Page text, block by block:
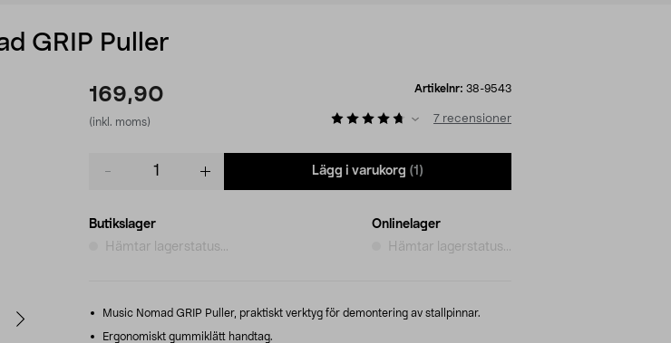
GRIP Puller
169,90
(inkl. moms)
Artikelnr: 38-9543
7 recensioner
Lägg i varukorg (1)
Butikslager
Hämtar lagerstatus...
Onlinelager
Hämtar lagerstatus...
Music Nomad GRIP Puller, praktiskt verktyg för demontering av stallpinnar.
Ergonomiskt gummiklätt handtag.